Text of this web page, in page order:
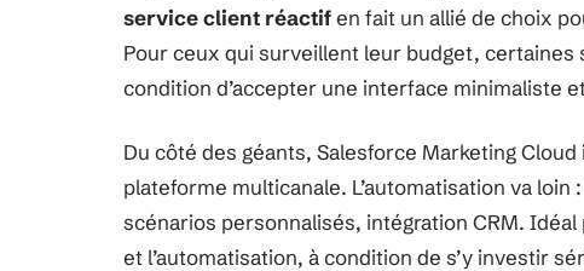
service client réactifen fait un allié de choix
Pour ceux qui surveillent leur budget, certaines
condition d’accepter une interface minimaliste
Du côté des géants, Salesforce Marketing
plateforme multicanale. L’automatisation va
scénarios personnalisés, intégration CRM.
et l’automatisation, à condition de s’y investir